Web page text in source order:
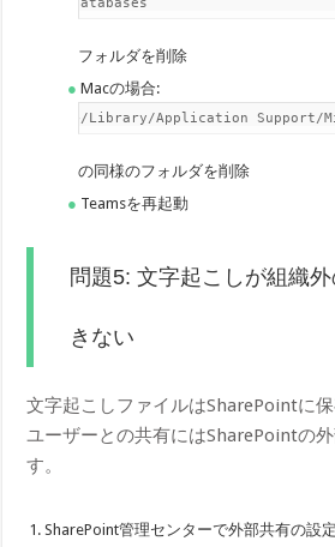
フォルダを削除
Macの場合:
~/Library/Application Support/
の同様のフォルダを削除
Teamsを再起動
問題5: 文字起こしが組織
きない
文字起こしファイルはSharePointに
ユーザーとの共有にはSharePointの
す。
SharePoint管理センターで外部共有の設